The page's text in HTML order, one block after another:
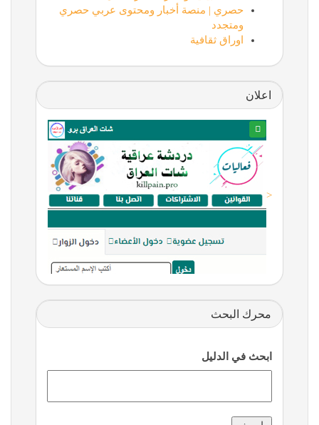
حصري | منصة أخبار ومحتوى عربي حصري
ومتجدد
اوراق ثقافية
اعلان
<
محرك البحث
ابحث في الدليل